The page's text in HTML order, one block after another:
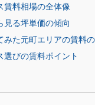
賃料相場の全体像
見る坪単価の傾向
みた元町エリアの賃料
選びの賃料ポイント